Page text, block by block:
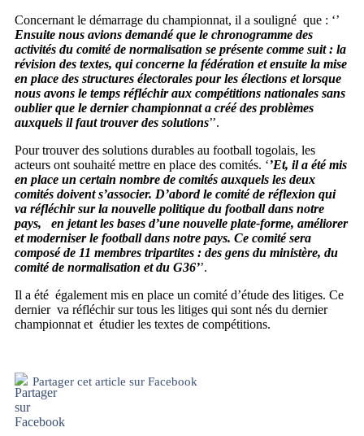
Concernant le démarrage du championnat, il a souligné que : ‘’
Ensuite nous avions demandé que le chronogramme des
activités du comité de normalisation se présente comme suit : la
révision des textes, qui concerne la fédération et ensuite la mise
en place des structures électorales pour les élections et lorsque
nous avons le temps réfléchir aux compétitions nationales sans
oublier que le dernier championnat a créé des problèmes
auxquels il faut trouver des solutions’’.
Pour trouver des solutions durables au football togolais, les
acteurs ont souhaité mettre en place des comités. ‘’Et, il a été mis
en place un certain nombre de comités auxquels les deux
comités doivent s’associer. D’abord le comité de réflexion qui
va réfléchir sur la nouvelle politique du football dans notre
pays, en jetant les bases d’une nouvelle plate-forme, améliorer
et moderniser le football dans notre pays. Ce comité sera
composé de 11 membres tripartites : des gens du ministère, du
comité de normalisation et du G36’’.
Il a été également mis en place un comité d’étude des litiges. Ce
dernier va réfléchir sur tous les litiges qui sont nés du dernier
championnat et étudier les textes de compétitions.
Partager cet article sur Facebook